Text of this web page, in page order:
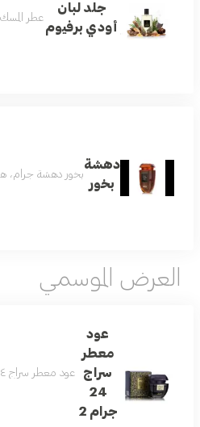
جلد لبان
أودي برفيوم
عطر
دهشة
بخور
بخور دهشة جرام،
العرض الموسمي
عود
معطر
سراج
24
جرام 2
عود معطر سراج ٢٤ غرام يقدم رائحة شرقية زهرية عنبرية مهدئة، مع نفحات عليا من الحمضيات، وخشب غني، وكراميل، وعنبر، ومسك، وفانيليا